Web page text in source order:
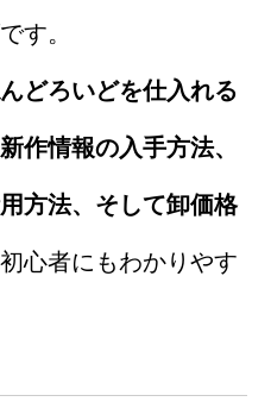
す。
どろいどを仕入れる
作情報の入手方法、
方法、そして卸価格
心者にもわかりやす